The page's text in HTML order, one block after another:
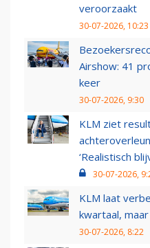
veroorzaakt
30-07-2026, 10:23
Airshow: 41
keer
30-07-2026, 9:30
KLM ziet
‘Realistisch
30-07-2026,
KLM laat
kwartaal,
30-07-2026, 8:22